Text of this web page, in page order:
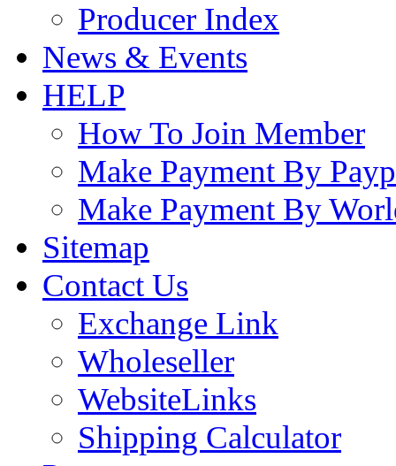
Producer Index
News & Events
HELP
How To Join Member
Make Payment By
Make Payment By
Sitemap
Contact Us
Exchange Link
Wholeseller
WebsiteLinks
Shipping Calculator